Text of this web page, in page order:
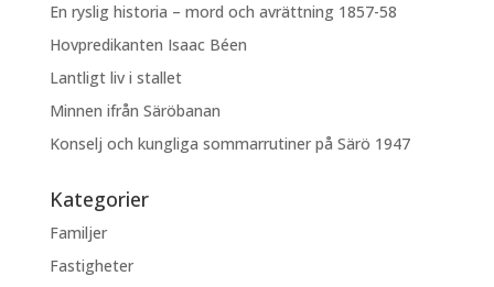
En ryslig historia – mord och avrättning 1857-58
Hovpredikanten Isaac Béen
Lantligt liv i stallet
Minnen ifrån Säröbanan
Konselj och kungliga sommarrutiner på Särö 1947
Kategorier
Familjer
Fastigheter